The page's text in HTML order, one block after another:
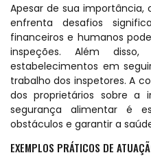
Apesar de sua importância,
enfrenta desafios
financeiros e humanos
inspeções. Além
estabelecimentos em
trabalho dos inspetores. A
dos proprietários sobre a
segurança alimentar é
obstáculos e garantir a
EXEMPLOS PRÁTICOS DE